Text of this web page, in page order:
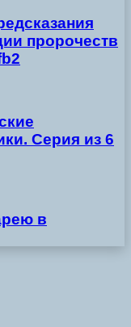
пророчеств
Серия из 6
в